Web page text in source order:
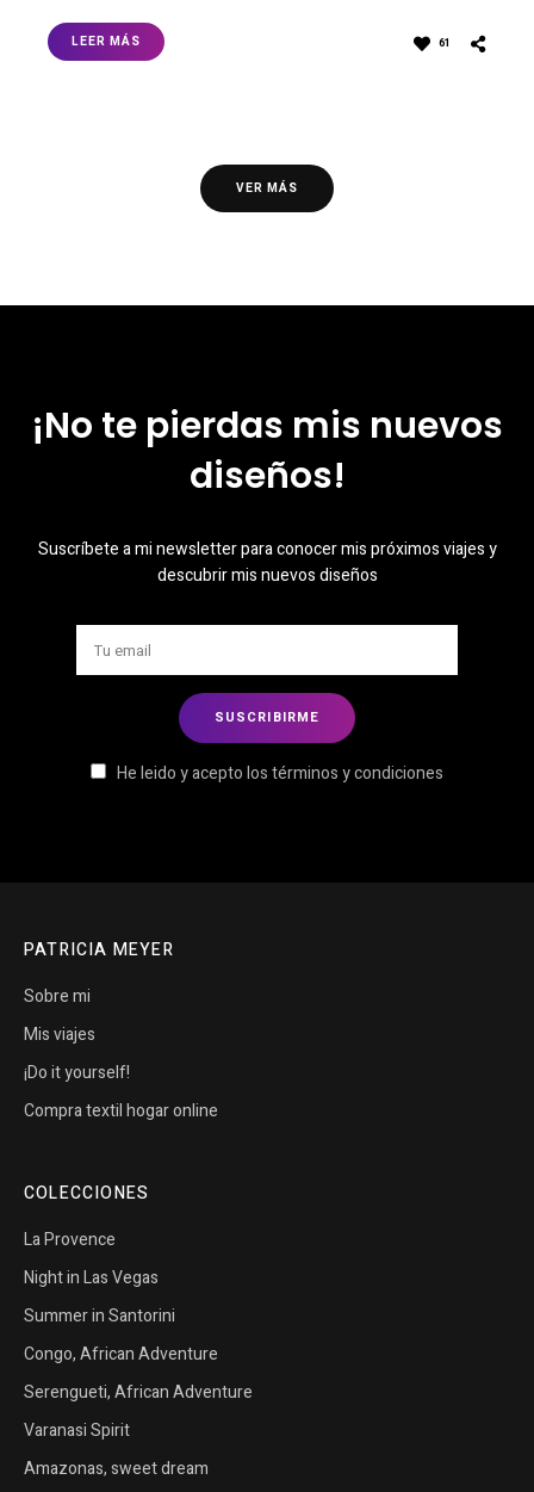
LEER MÁS 61
VER MÁS
¡No te pierdas mis nuevos
diseños!
Suscríbete a mi newsletter para conocer mis próximos viajes y
descubrir mis nuevos diseños
He leido y acepto los términos y condiciones
PATRICIA MEYER
Sobre mi
Mis viajes
¡Do it yourself!
Compra textil hogar online
COLECCIONES
La Provence
Night in Las Vegas
Summer in Santorini
Congo, African Adventure
Serengueti, African Adventure
Varanasi Spirit
Amazonas, sweet dream